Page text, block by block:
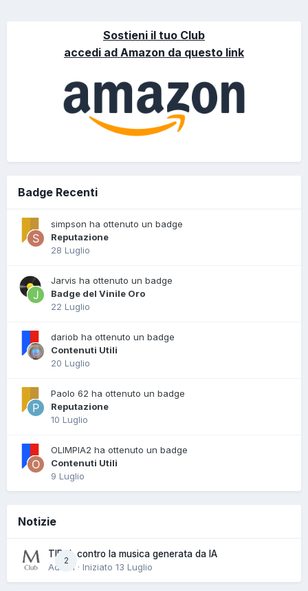
Sostieni il tuo Club
accedi ad Amazon da questo link
Badge Recenti
simpson ha ottenuto un badge
Reputazione
28 Luglio
Jarvis ha ottenuto un badge
Badge del Vinile Oro
22 Luglio
dariob ha ottenuto un badge
Contenuti Utili
20 Luglio
Paolo 62 ha ottenuto un badge
Reputazione
10 Luglio
OLIMPIA2 ha ottenuto un badge
Contenuti Utili
9 Luglio
Notizie
2
TIDAL contro la musica generata da IA
Admin · Iniziato 13 Luglio